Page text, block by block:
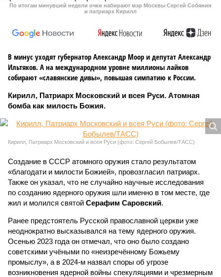
По итогам минувшей недели очки набирают мэр Москвы Сергей Собянин
и патриарх Кирилл
В минус уходят губернатор Александр Моор и депутат Александр
Ильтяков. А на международном уровне миллионы лайков
собирают «славянские дивы», повышая симпатию к России.
Кирилл, Патриарх Московский и всея Руси. Атомная
бомба как милость Божия.
Кирилл, Патриарх Московский и всея Руси (фото: Сергей Бобылев/ТАСС)
Создание в СССР атомного оружия стало результатом
«благодати и милости Божией», провозгласил патриарх.
Также он указал, что не случайно научные исследования
по созданию ядерного оружия шли именно в том месте, где
жил и молился святой Серафим Саровский.
Ранее предстоятель Русской православной церкви уже
неоднократно высказывался на тему ядерного оружия.
Осенью 2023 года он отмечал, что оно было создано
советскими учёными по «неизречённому Божьему
промыслу», а в 2024-м назвал споры об угрозе
возникновения ядерной войны спекуляциями и чрезмерным